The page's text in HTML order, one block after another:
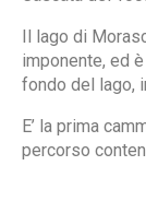
Il lago di
imponente, ed
fondo del lago,
E’ la prima
percorso